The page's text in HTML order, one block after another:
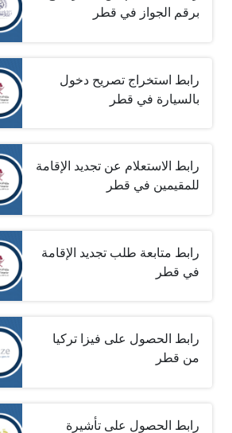
برقم الجواز في قطر
رابط استخراج تصريح دخول
بالسيارة في قطر
رابط الاستعلام عن تجديد الإقامة
للمقيمين في قطر
رابط متابعة طلب تجديد الإقامة
في قطر
رابط الحصول على فيزا تركيا
من قطر
رابط الحصول على تأشيرة